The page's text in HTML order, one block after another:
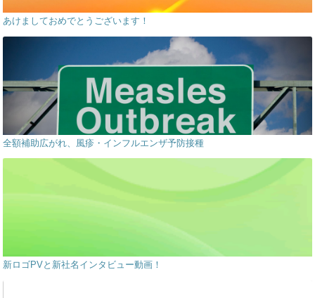
あけましておめでとうございます！
全額補助広がれ、風疹・インフルエンザ予防接種
新ロゴPVと新社名インタビュー動画！